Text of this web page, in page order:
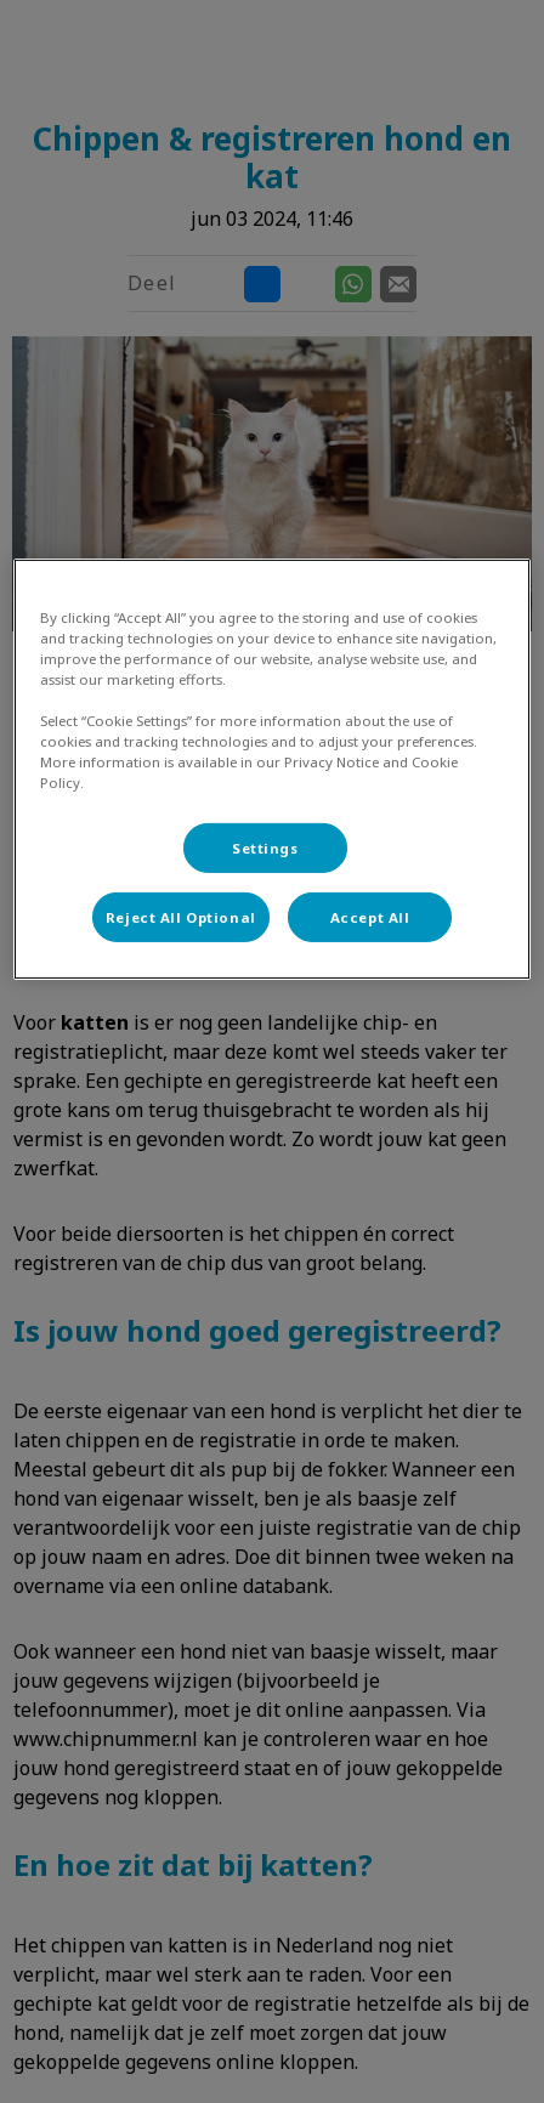
Chippen & registreren hond en
kat
jun 03 2024, 11:46
Deel
In Nederland moeten allehonden
verplicht gechipt zijn.
Maar wist jij dat je ook verplicht bent jouw gekoppelde
gegevens op de chip actueel te houden? Dit is wettelijk
vastgelegd, maar ook belangrijk mocht jouw hond per
Voor katten is er nog geen landelijke chip- en
registratieplicht, maar deze komt wel steeds vaker ter
sprake. Een gechipte en geregistreerde kat heeft een
grote kans om terug thuisgebracht te worden als hij
vermist is en gevonden wordt. Zo wordt jouw kat geen
zwerfkat.
Voor beide diersoorten is het chippen én correct
registreren van de chip dus van groot belang.
Is jouw hond goed geregistreerd?
De eerste eigenaar van een hond is verplicht het dier te
laten chippen en de registratie in orde te maken.
Meestal gebeurt dit als pup bij de fokker. Wanneer een
hond van eigenaar wisselt, ben je als baasje zelf
verantwoordelijk voor een juiste registratie van de chip
op jouw naam en adres. Doe dit binnen twee weken na
overname via een online databank.
Ook wanneer een hond niet van baasje wisselt, maar
jouw gegevens wijzigen (bijvoorbeeld je
telefoonnummer), moet je dit online aanpassen. Via
www.chipnummer.nl kan je controleren waar en hoe
jouw hond geregistreerd staat en of jouw gekoppelde
gegevens nog kloppen.
En hoe zit dat bij katten?
Het chippen van katten is in Nederland nog niet
verplicht, maar wel sterk aan te raden. Voor een
gechipte kat geldt voor de registratie hetzelfde als bij de
hond, namelijk dat je zelf moet zorgen dat jouw
gekoppelde gegevens online kloppen.
By clicking “Accept All” you agree to the storing and use of cookies
and tracking technologies on your device to enhance site navigation,
improve the performance of our website, analyse website use, and
assist our marketing efforts.
Select “Cookie Settings” for more information about the use of
cookies and tracking technologies and to adjust your preferences.
More information is available in our Privacy Notice and Cookie
Policy.
Settings
Reject All Optional Accept All